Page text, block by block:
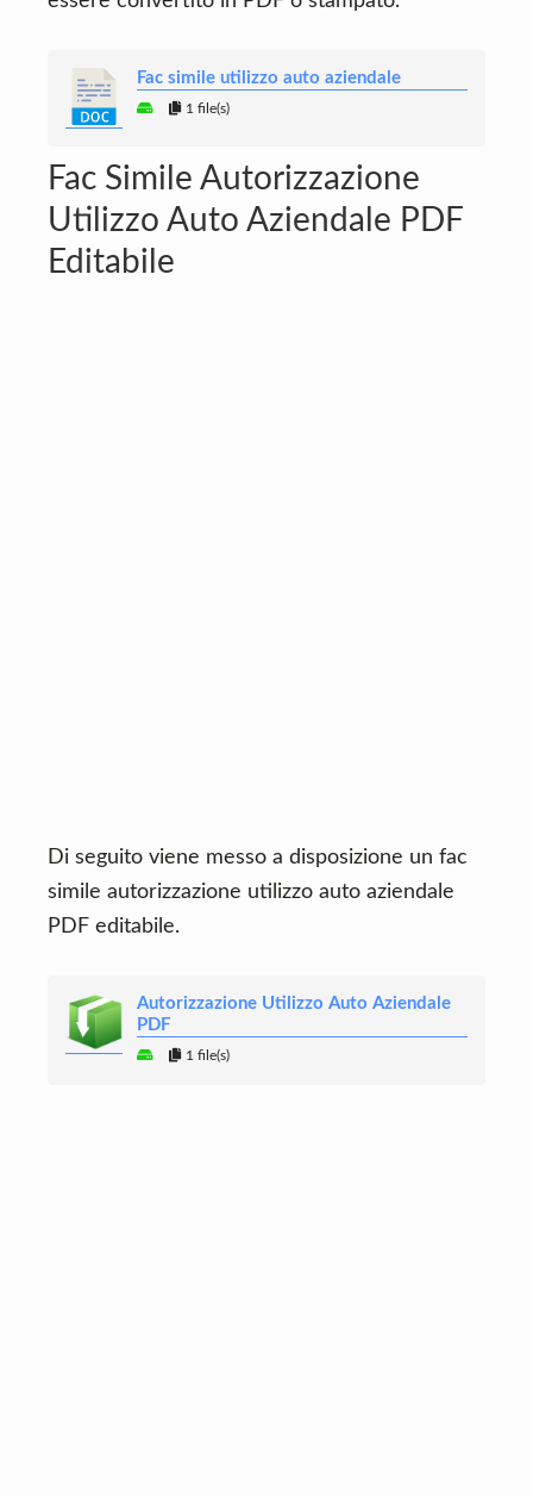
Fac simile utilizzo auto aziendale
1 file(s)
Fac Simile Autorizzazione
Utilizzo Auto Aziendale PDF
Editabile
Di seguito viene messo a disposizione un fac
simile autorizzazione utilizzo auto aziendale
PDF editabile.
Autorizzazione Utilizzo Auto Aziendale
PDF
1 file(s)